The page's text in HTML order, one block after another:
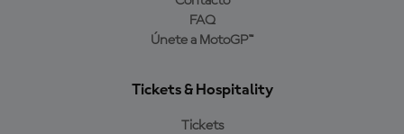
FAQ
Únete a MotoGP™
Tickets & Hospitality
Tickets